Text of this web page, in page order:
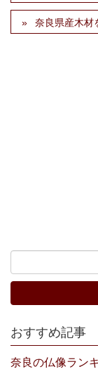
奈良県産木材
おすすめ記事
奈良の仏像ラン